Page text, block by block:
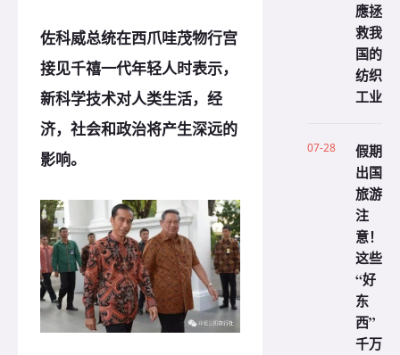
佐科威总统在西爪哇茂物行宫
接见千禧一代年轻人时表示，
新科学技术对人类生活，经
济，社会和政治将产生深远的
影响。
應拯
救我
国的
纺织
工业
07-28
假期
出国
旅游
注
意！
这些
“好
东
西”
千万